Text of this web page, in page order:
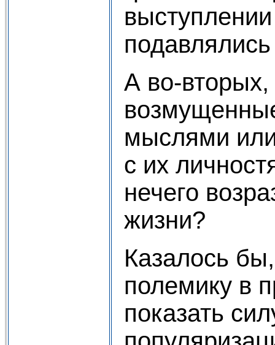
А во-вторых,
мыслями
с их
нечего
жизни?
Казалось
полемику в
показать